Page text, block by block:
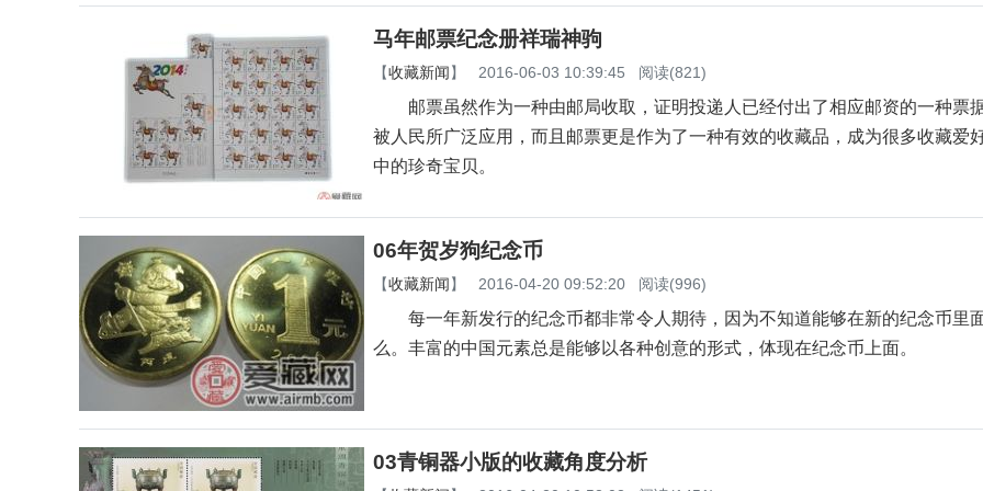
马年邮票纪念册祥瑞神驹
【收藏新闻】 2016-06-03 10:39:45 阅读(821)
邮票虽然作为一种由邮局收取，证明投递人已经付出了相应邮资的一种票据
被人民所广泛应用，而且邮票更是作为了一种有效的收藏品，成为很多收藏爱
中的珍奇宝贝。
06年贺岁狗纪念币
【收藏新闻】 2016-04-20 09:52:20 阅读(996)
每一年新发行的纪念币都非常令人期待，因为不知道能够在新的纪念币里
么。丰富的中国元素总是能够以各种创意的形式，体现在纪念币上面。
03青铜器小版的收藏角度分析